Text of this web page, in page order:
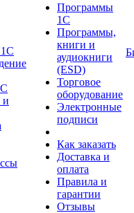
1С
и
Программы
1С
Программы,
книги и
аудиокниги
(ESD)
Торговое
оборудование
Электронные
подписи
Как заказать
Доставка и
оплата
Правила и
гарантии
Отзывы